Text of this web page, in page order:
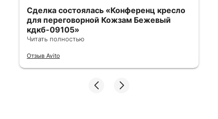
Сделка состоялась «Конференц кресло
для переговорной Кожзам Бежевый
кдкб-09105»
ответы очень быстрые, всегда на связи.
Все подробно сфотографировали перед
складах их переместили на один. Так же
Читать полностью
Отзыв Avito